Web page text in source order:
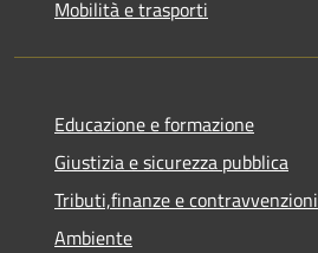
Mobilità e trasporti
Educazione e formazione
Giustizia e sicurezza pubblica
Tributi,finanze e contravvenzioni
Ambiente